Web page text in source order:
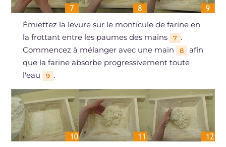
Émiettez la levure sur le monticule de farine en
la frottant entre les paumes des mains
7 .
Commencez à mélanger avec une main
8
afin
que la farine absorbe progressivement toute
l'eau
9 .